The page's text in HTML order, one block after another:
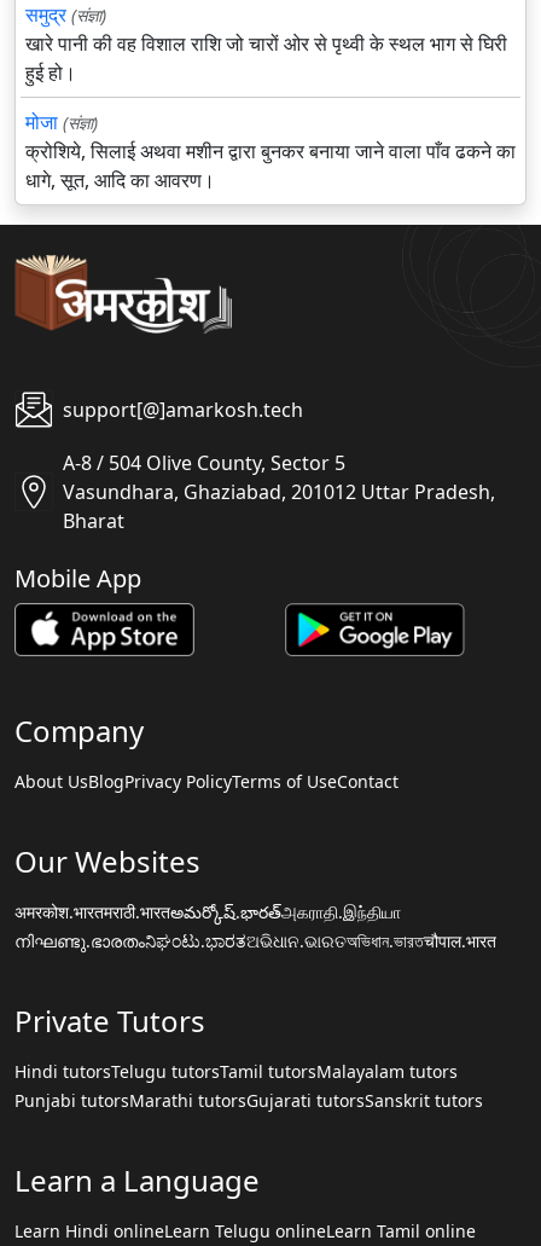
समुद्र (संज्ञा)
खारे पानी की वह विशाल राशि जो चारों ओर से पृथ्वी के स्थल भाग से घिरी
हुई हो।
मोजा (संज्ञा)
क्रोशिये, सिलाई अथवा मशीन द्वारा बुनकर बनाया जाने वाला पाँव ढकने का
धागे, सूत, आदि का आवरण।
support[@]amarkosh.tech
A-8 / 504 Olive County, Sector 5
Vasundhara, Ghaziabad, 201012 Uttar Pradesh,
Bharat
Mobile App
Company
About UsBlogPrivacy PolicyTerms of UseContact
Our Websites
अमरकोश.भारतमराठी.भारतఅమర్కోష్.భారత్அகராதி.இந்தியா
നിഘണ്ടു.ഭാരതംನಿಘಂಟು.ಭಾರತଅଭିଧାନ.ଭାରତঅভিধান.ভারতचौपाल.भारत
Private Tutors
Hindi tutorsTelugu tutorsTamil tutorsMalayalam tutors
Punjabi tutorsMarathi tutorsGujarati tutorsSanskrit tutors
Learn a Language
Learn Hindi onlineLearn Telugu onlineLearn Tamil online